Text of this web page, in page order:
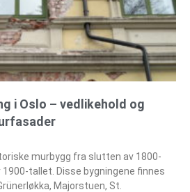
i Oslo – vedlikehold og
murbygg fra slutten av 1800-
tallet. Disse bygningene finnes
Majorstuen, St.